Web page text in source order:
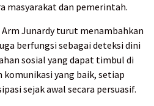
masyarakat dan pemerintah.
Junardy turut menambahkan
berfungsi sebagai deteksi dini
sosial yang dapat timbul di
komunikasi yang baik, setiap
sejak awal secara persuasif.